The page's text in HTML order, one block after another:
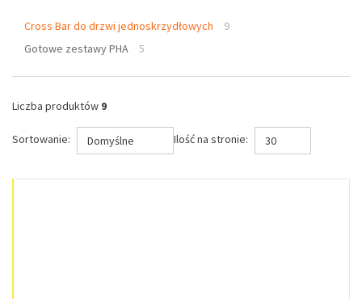
Cross Bar do drzwi jednoskrzydłowych
9
Gotowe zestawy PHA
5
Liczba produktów 9
Sortowanie: Domyślne Ilość na stronie: 30